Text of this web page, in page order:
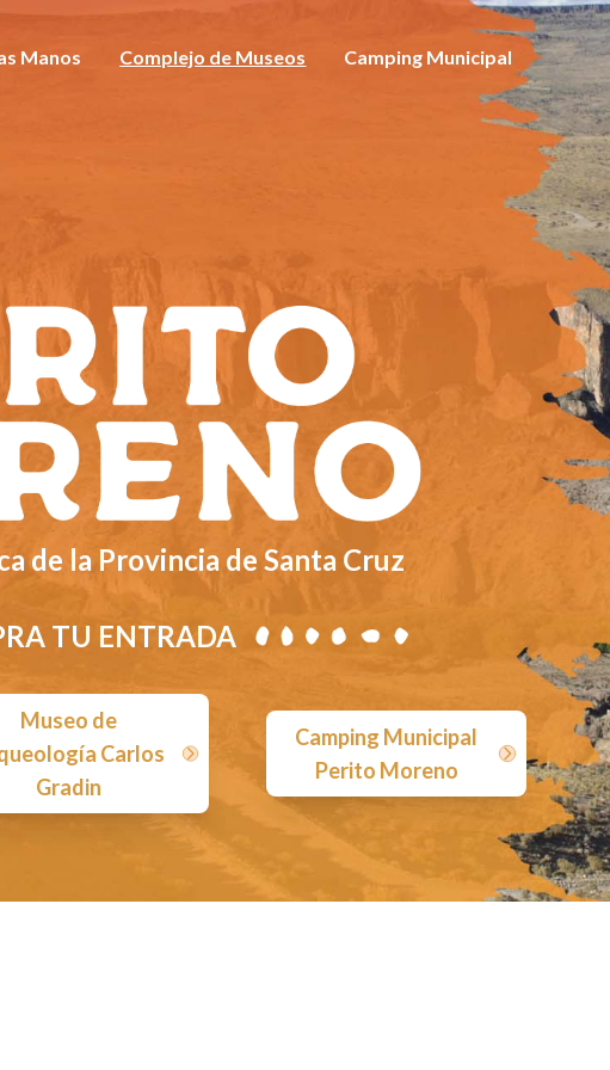
Manos Complejo de Museos Camping Municipal
de la Provincia de Santa Cruz
TU ENTRADA
Museo de
Carlos
Gradin
Camping Municipal
Perito Moreno